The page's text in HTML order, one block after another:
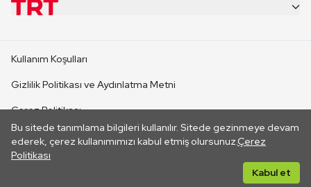
Bu sitede tanımlama bilgileri kullanılır. Sitede gezinmeye devam
ederek, çerez kullanımımızı kabul etmiş olursunuz.Çerez
Politikası
Kabul et
CANLI YAYINLAR
Kullanım Koşulları
Gizlilik Politikası ve Aydınlatma Metni
Çerez Politikası
İletişim
Her hakkı saklıdır. ©2026 TRT. Bağlantı yoluyla gidilen dış